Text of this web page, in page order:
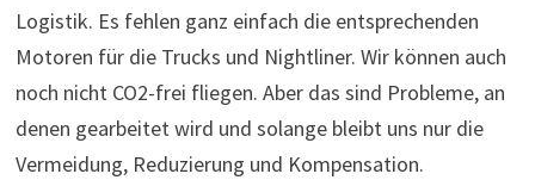
Logistik. Es fehlen ganz einfach die entsprechenden
Motoren für die Trucks und Nightliner. Wir können auch
noch nicht CO2-frei fliegen. Aber das sind Probleme, an
denen gearbeitet wird und solange bleibt uns nur die
Vermeidung, Reduzierung und Kompensation.